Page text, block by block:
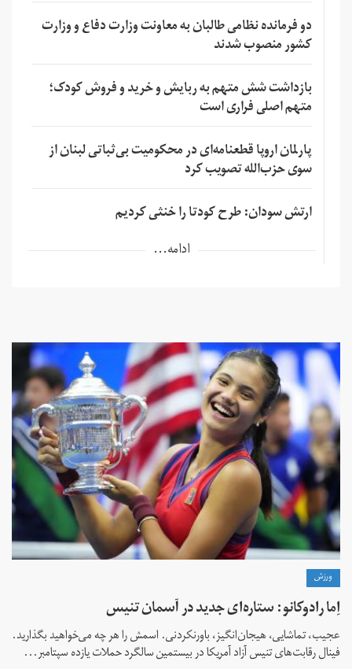
دو فرمانده نظامی طالبان به معاونت وزارت دفاع و وزارت
کشور منصوب شدند
بازداشت شش متهم به ربایش و خرید و فروش کودک؛
متهم اصلی فراری است
پارلمان اروپا قطعنامه‌ای در محکومیت بی‌ثباتی لبنان از
سوی حزب‌الله تصویب کرد
ارتش سودان: طرح کودتا را خنثی کردیم
ادامه...
ورزش
اِما رادوکانو: ستاره‌ای جدید در آسمان تنیس
عجیب، تماشایی، هیجان‌انگیز، باورنکردنی. اسمش را هر چه می‌خواهید بگذارید.
فینال رقابت‌های تنیس آزاد آمریکا در بیستمین سالگرد حملات یازده سپتامبر...